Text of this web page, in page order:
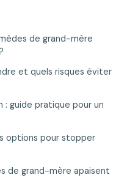
de grand-mère
et quels risques éviter
: guide pratique pour un
options pour stopper
de grand-mère apaisent